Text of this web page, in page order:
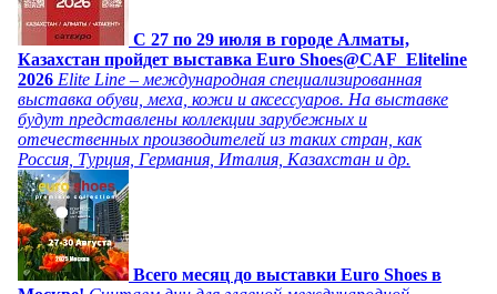
C 27 по 29 июля в городе Алматы,
Казахстан пройдет выставка Euro Shoes@CAF_Eliteline
2026 Elite Line – международная специализированная
выставка обуви, меха, кожи и аксессуаров. На выставке
будут представлены коллекции зарубежных и
отечественных производителей из таких стран, как
Россия, Турция, Германия, Италия, Казахстан и др.
Всего месяц до выставки Euro Shoes в